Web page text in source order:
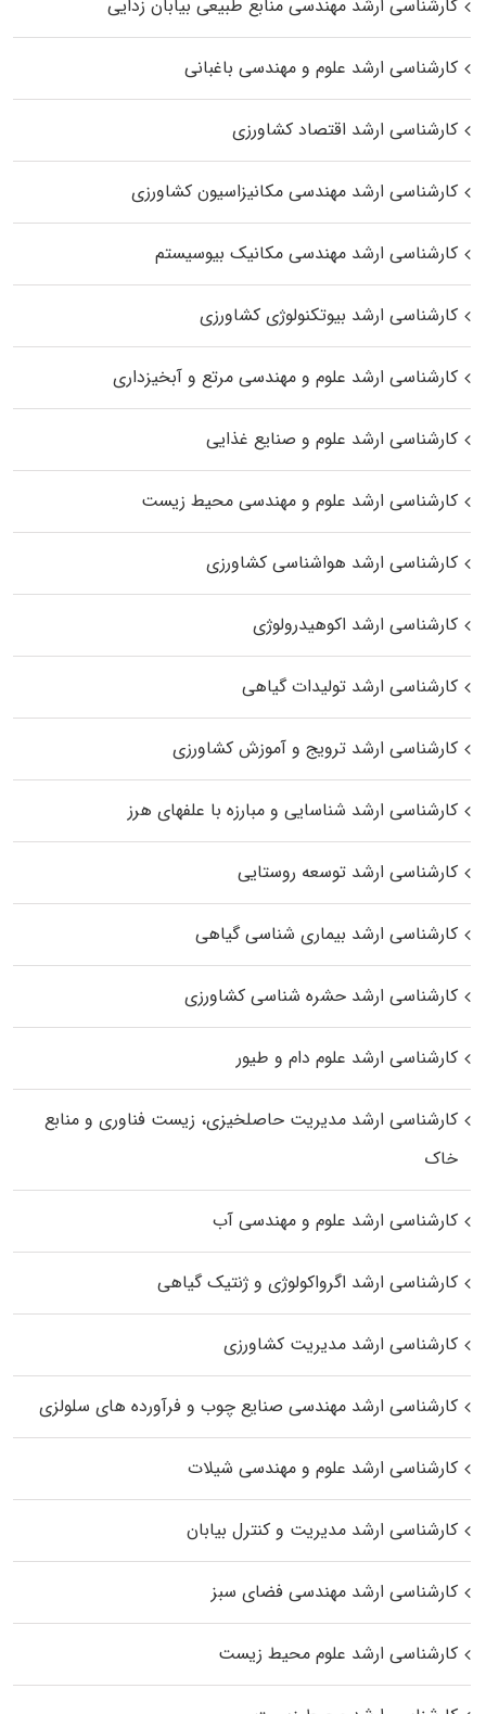
کارشناسی ارشد مهندسی منابع طبیعی بیابان زدایی
کارشناسی ارشد علوم و مهندسی باغبانی
کارشناسی ارشد اقتصاد کشاورزی
کارشناسی ارشد مهندسی مکانیزاسیون کشاورزی
کارشناسی ارشد مهندسی مکانیک بیوسیستم
کارشناسی ارشد بیوتکنولوژی کشاورزی
کارشناسی ارشد علوم و مهندسی مرتع و آبخیزداری
کارشناسی ارشد علوم و صنایع غذایی
کارشناسی ارشد علوم و مهندسی محیط زیست
کارشناسی ارشد هواشناسی کشاورزی
کارشناسی ارشد اکوهیدرولوژی
کارشناسی ارشد تولیدات گیاهی
کارشناسی ارشد ترویج و آموزش کشاورزی
کارشناسی ارشد شناسایی و مبارزه با علفهای هرز
کارشناسی ارشد توسعه روستایی
کارشناسی ارشد بیماری‌ شناسی گیاهی
کارشناسی ارشد حشره‌ شناسی کشاورزی
کارشناسی ارشد علوم دام و طیور
کارشناسی ارشد مدیریت حاصلخیزی، زیست فناوری و منابع
خاک
کارشناسی ارشد علوم و مهندسی آب
کارشناسی ارشد اگرواکولوژی و ژنتیک گیاهی
کارشناسی ارشد مدیریت کشاورزی
کارشناسی ارشد مهندسی صنایع چوب و فرآورده‌ های سلولزی
کارشناسی ارشد علوم و مهندسی شیلات
کارشناسی ارشد مدیریت و کنترل بیابان
کارشناسی ارشد مهندسی فضای سبز
کارشناسی ارشد علوم محیط‌ زیست